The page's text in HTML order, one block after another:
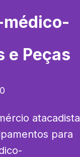
médico-
e Peças
atacadista
para